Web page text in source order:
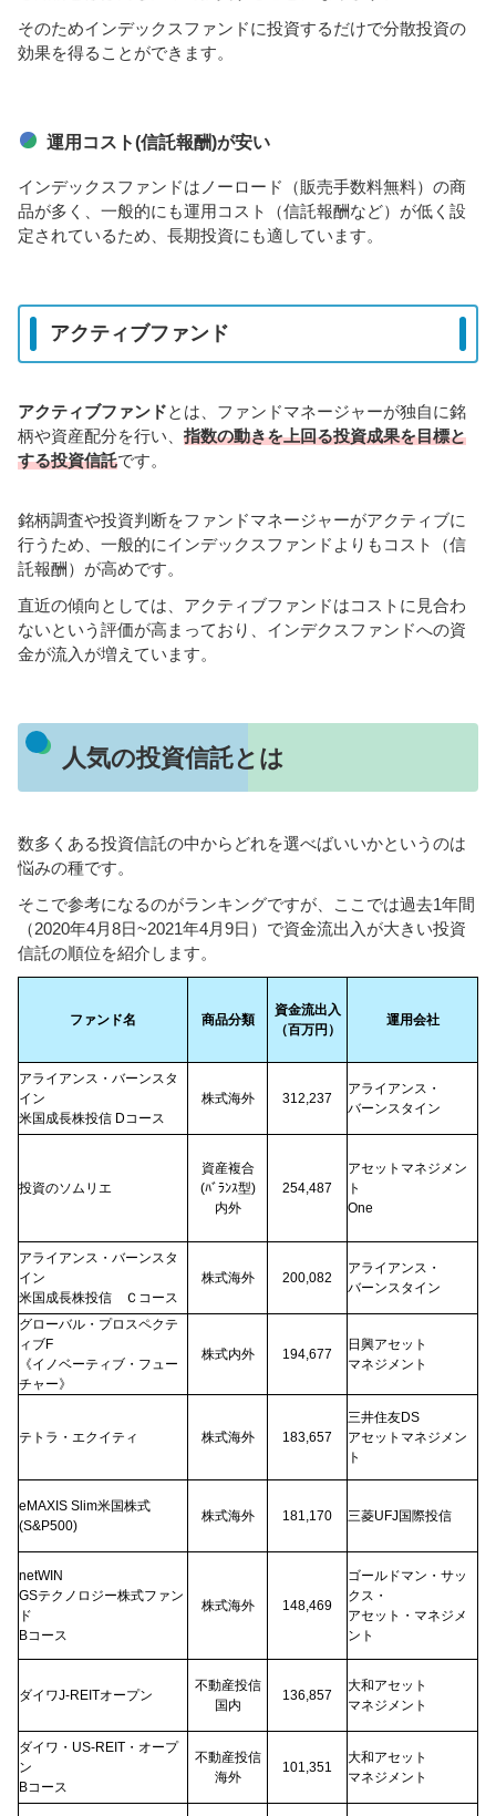
そのためインデックスファンドに投資するだけで分散投資の
効果を得ることができます。
運用コスト(信託報酬)が安い
インデックスファンドはノーロード（販売手数料無料）の商
品が多く、一般的にも運用コスト（信託報酬など）が低く設
定されているため、長期投資にも適しています。
アクティブファンド
アクティブファンドとは、ファンドマネージャーが独自に銘
柄や資産配分を行い、 指数の動きを上回る投資成果を目標と
する投資信託です。
銘柄調査や投資判断をファンドマネージャーがアクティブに
行うため、一般的にインデックスファンドよりもコスト（信
託報酬）が高めです。
直近の傾向としては、アクティブファンドはコストに見合わ
ないという評価が高まっており、インデクスファンドへの資
金が流入が増えています。
人気の投資信託とは
数多くある投資信託の中からどれを選べばいいかというのは
悩みの種です。
そこで参考になるのがランキングですが、ここでは過去1年間
（2020年4月8日~2021年4月9日）で資金流出入が大きい投資
信託の順位を紹介します。
ファンド名 商品分類
資金流出入
（百万円）
運用会社
アライアンス・バーンスタ
イン
米国成長株投信 Dコース
株式海外 312,237
アライアンス・
バーンスタイン
投資のソムリエ
資産複合
(ﾊﾞﾗﾝｽ型)
内外
254,487
アセットマネジメン
ト
One
アライアンス・バーンスタ
イン
米国成長株投信 Ｃコース
株式海外 200,082
アライアンス・
バーンスタイン
グローバル・プロスペクテ
ィブF
《イノベーティブ・フュー
チャー》
株式内外 194,677
日興アセット
マネジメント
テトラ・エクイティ 株式海外 183,657
三井住友DS
アセットマネジメン
ト
eMAXIS Slim米国株式
(S&P500)
株式海外 181,170 三菱UFJ国際投信
netWIN
GSテクノロジー株式ファン
ド
Bコース
株式海外 148,469
ゴールドマン・サッ
クス・
アセット・マネジメ
ント
ダイワJ-REITオープン
不動産投信
国内
136,857
大和アセット
マネジメント
ダイワ・US-REIT・オープ
ン
Bコース
不動産投信
海外
101,351
大和アセット
マネジメント